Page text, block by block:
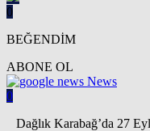
0
BEĞENDİM
ABONE OL
News
0
Dağlık Karabağ’da 27